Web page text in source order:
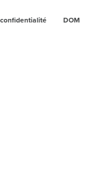
DOM
garantissant la